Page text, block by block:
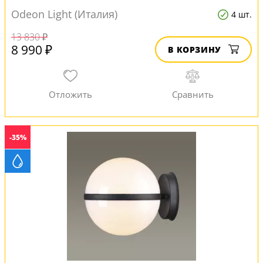
Odeon Light (Италия)
4 шт.
13 830 ₽
8 990 ₽ В КОРЗИНУ
-35%